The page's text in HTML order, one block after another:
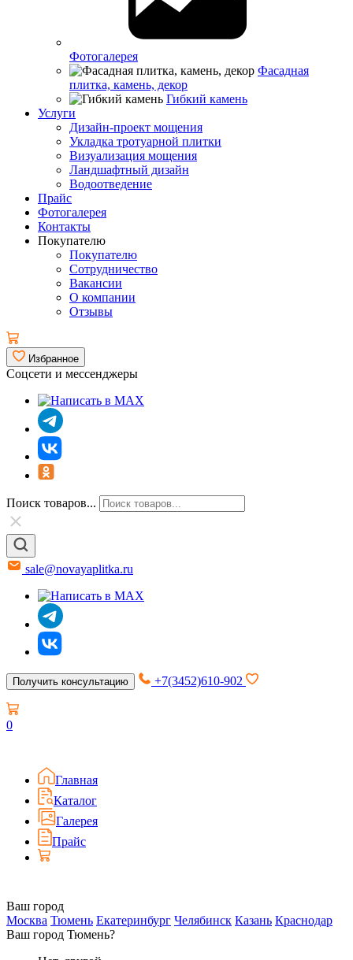
Фотогалерея
Фасадная
плитка, камень, декор
Гибкий камень
Услуги
Дизайн-проект мощения
Укладка тротуарной плитки
Визуализация мощения
Ландшафтный дизайн
Водоотведение
Прайс
Фотогалерея
Контакты
Покупателю
Покупателю
Сотрудничество
Вакансии
О компании
Отзывы
Избранное
Соцсети и мессенджеры
Поиск товаров...
sale@novayaplitka.ru
Получить консультацию +7(3452)610-902
0
Главная
Каталог
Галерея
Прайс
Ваш город
Москва Тюмень Екатеринбург Челябинск Казань Краснодар
Ваш город Тюмень?